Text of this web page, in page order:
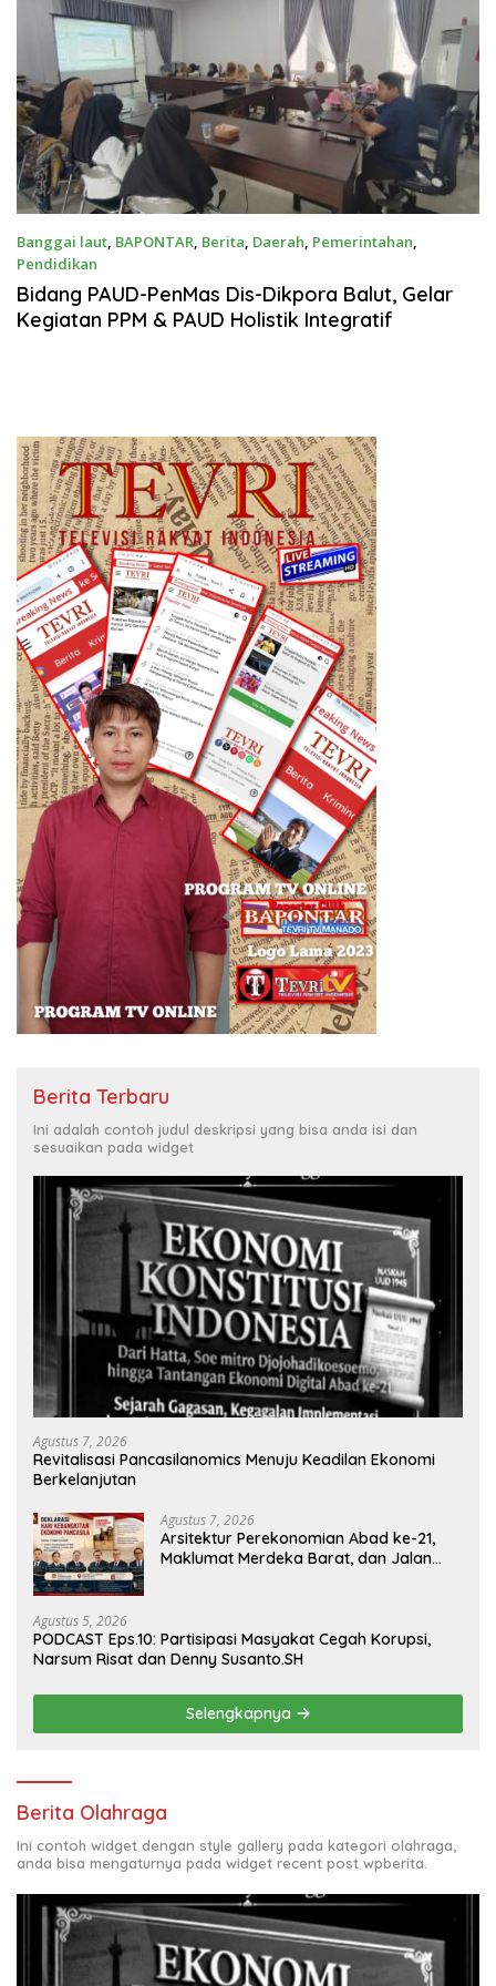
Banggai laut, BAPONTAR, Berita, Daerah, Pemerintahan,
Pendidikan
Agustus 19, 2025
Bidang PAUD-PenMas Dis-Dikpora Balut, Gelar
Kegiatan PPM & PAUD Holistik Integratif
Berita Terbaru
Ini adalah contoh judul deskripsi yang bisa anda isi dan
sesuaikan pada widget
Agustus 7, 2026
Revitalisasi Pancasilanomics Menuju Keadilan Ekonomi
Berkelanjutan
Agustus 7, 2026
Arsitektur Perekonomian Abad ke-21,
Maklumat Merdeka Barat, dan Jalan
Agustus 5, 2026
PODCAST Eps.10: Partisipasi Masyakat Cegah Korupsi,
Narsum Risat dan Denny Susanto.SH
Selengkapnya
Berita Olahraga
Ini contoh widget dengan style gallery pada kategori olahraga,
anda bisa mengaturnya pada widget recent post wpberita.